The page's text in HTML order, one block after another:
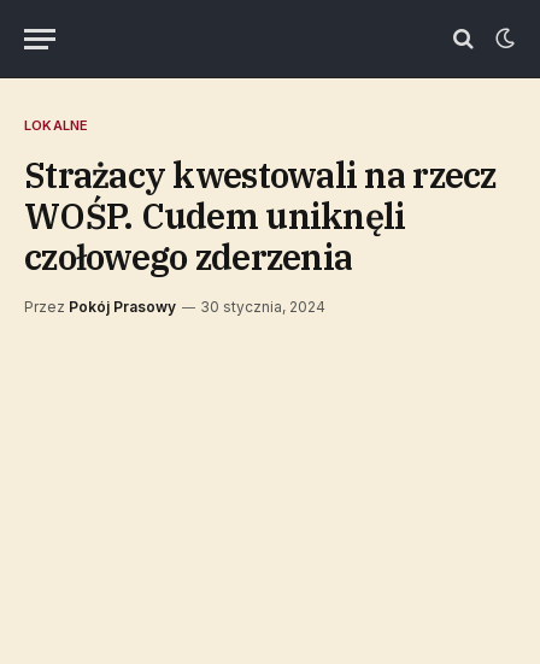
LOKALNE
Strażacy kwestowali na rzecz
WOŚP. Cudem uniknęli
czołowego zderzenia
Przez Pokój Prasowy 30 stycznia, 2024